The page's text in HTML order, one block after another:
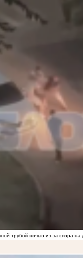
трубой ночью из-за спора на